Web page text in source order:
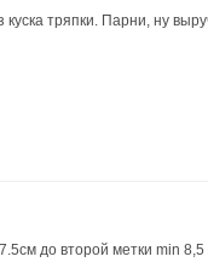
тряпки. Парни, ну
до второй метки min 8,5